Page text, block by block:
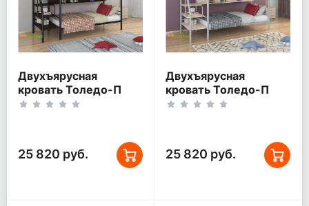
Двухъярусная
кровать Толедо-П
Черный/Венге
25 820 руб.
Двухъярусная
кровать Толедо-П
Серый/Дуб беленый
25 820 руб.